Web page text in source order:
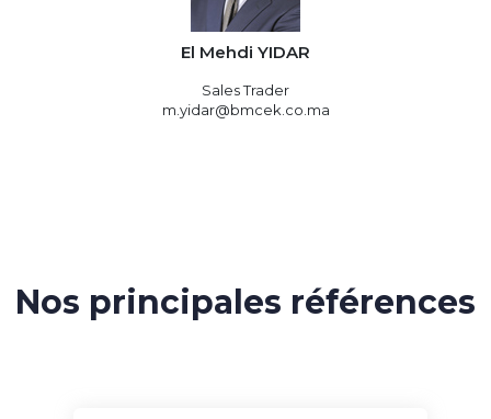
El Mehdi YIDAR
Sales Trader
m.yidar@bmcek.co.ma
Nos principales références